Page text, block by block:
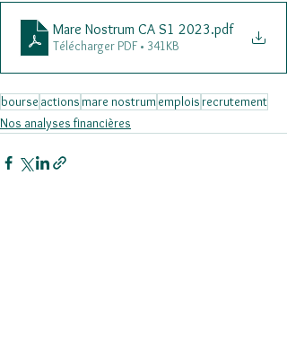
Mare Nostrum CA S1 2023.pdf
Télécharger PDF • 341KB
bourse actionsmare nostrum emplois recrutement
Nos analyses financières